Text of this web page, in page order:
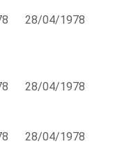
28/04/1978
28/04/1978
28/04/1978